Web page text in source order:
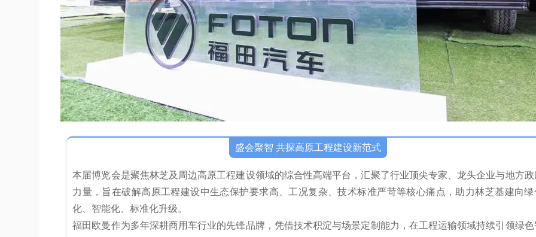
盛会聚智 共探高原工程建设新范式
本届博览会是聚焦林芝及周边高原工程建设领域的综合性高端平台，汇聚了行业顶尖专家、龙头企业与地方政
力量，旨在破解高原工程建设中生态保护要求高、工况复杂、技术标准严苛等核心痛点，助力林芝基建向绿
化、智能化、标准化升级。
福田欧曼作为多年深耕商用车行业的先锋品牌，凭借技术积淀与场景定制能力，在工程运输领域持续引领绿色